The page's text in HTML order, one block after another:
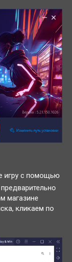
игру с помощью
магазине
кликаем по